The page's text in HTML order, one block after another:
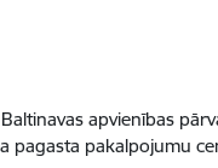
apvienības
pagasta pakalpojumu